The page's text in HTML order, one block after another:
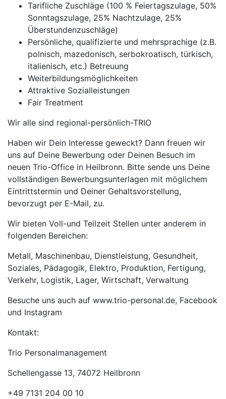
Tarifliche Zuschläge (100 % Feiertagszulage, 50%
Sonntagszulage, 25% Nachtzulage, 25%
Überstundenzuschläge)
Persönliche, qualifizierte und mehrsprachige (z.B.
polnisch, mazedonisch, serbokroatisch, türkisch,
italienisch, etc.) Betreuung
Weiterbildungsmöglichkeiten
Attraktive Sozialleistungen
Fair Treatment
Wir alle sind regional-persönlich-TRIO
Haben wir Dein Interesse geweckt? Dann freuen wir
uns auf Deine Bewerbung oder Deinen Besuch im
neuen Trio-Office in Heilbronn. Bitte sende uns Deine
vollständigen Bewerbungsunterlagen mit möglichem
Eintrittstermin und Deiner Gehaltsvorstellung,
bevorzugt per E-Mail, zu.
Wir bieten Voll-und Teilzeit Stellen unter anderem in
folgenden Bereichen:
Metall, Maschinenbau, Dienstleistung, Gesundheit,
Soziales, Pädagogik, Elektro, Produktion, Fertigung,
Verkehr, Logistik, Lager, Wirtschaft, Verwaltung
Besuche uns auch auf www.trio-personal.de, Facebook
und Instagram
Kontakt:
Trio Personalmanagement
Schellengasse 13, 74072 Heilbronn
+49 7131 204 00 10